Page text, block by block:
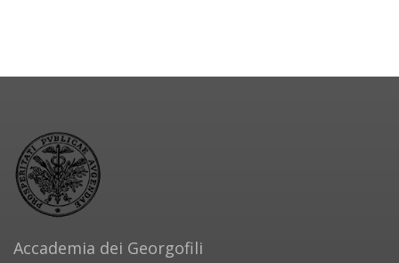
Accademia dei Georgofili